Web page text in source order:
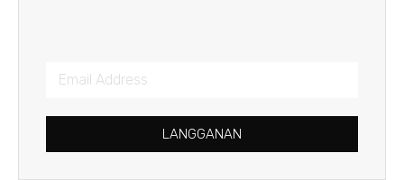
LANGGANAN